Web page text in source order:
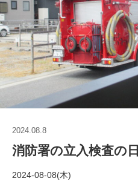
2024.08.8
消防署の立入検査の日
2024-08-08(木)